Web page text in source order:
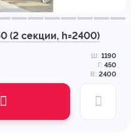
(2 секции, h=2400)
Ш: 1190
Г: 450
В: 2400